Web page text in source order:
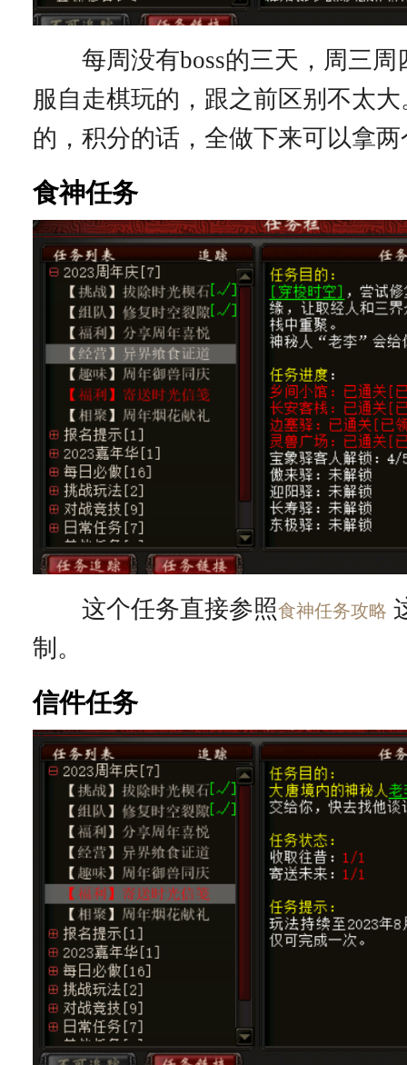
每周没有boss的三天，周三周
服自走棋玩的，跟之前区别不太
的，积分的话，全做下来可以拿
食神任务
这个任务直接参照食神任务攻略
制。
信件任务